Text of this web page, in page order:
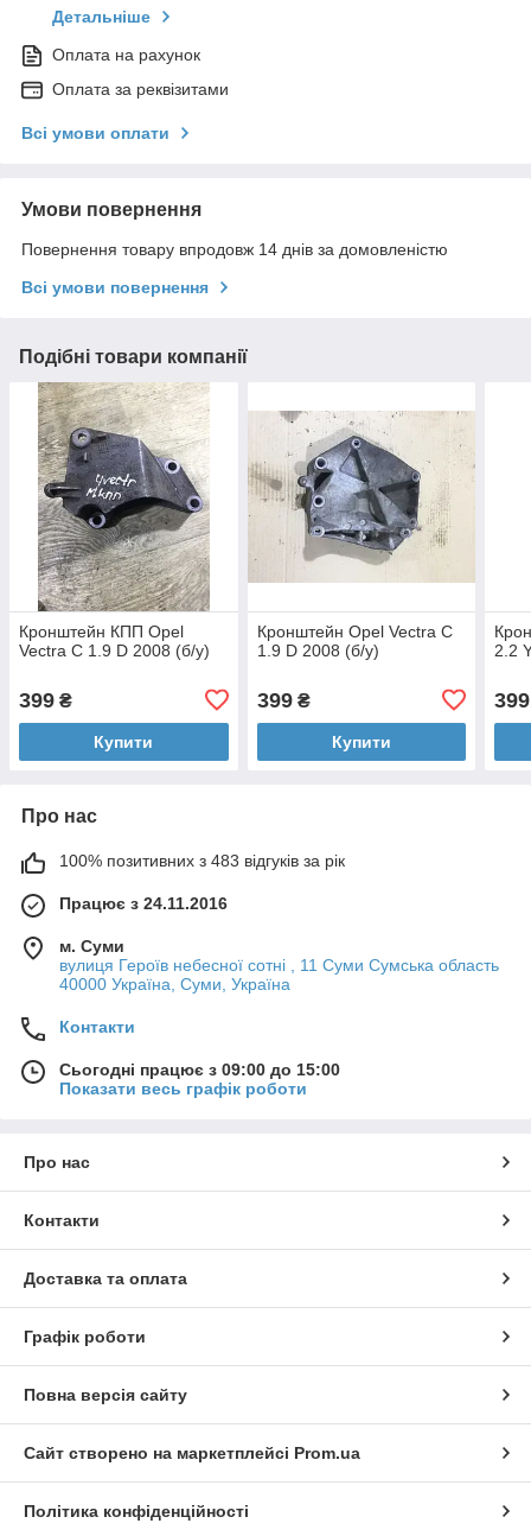
Детальніше
Оплата на рахунок
Оплата за реквізитами
Всі умови оплати
Умови повернення
Повернення товару впродовж 14 днів за домовленістю
Всі умови повернення
Подібні товари компанії
Кронштейн КПП Opel
Vectra C 1.9 D 2008 (б/у)
399 ₴
Купити
Кронштейн Opel Vectra C
1.9 D 2008 (б/у)
399₴
Купити
2.2
399
Про нас
100% позитивних з 483 відгуків за рік
Працює з 24.11.2016
м. Суми
вулиця Героїв небесної сотні , 11 Суми Сумська область
40000 Україна, Суми, Україна
Контакти
Сьогодні працює з 09:00 до 15:00
Показати весь графік роботи
Про нас
Контакти
Доставка та оплата
Графік роботи
Повна версія сайту
Сайт створено на маркетплейсі Prom.ua
Політика конфіденційності